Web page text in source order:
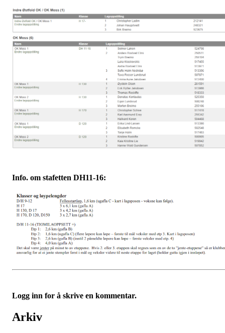
Info. om stafetten DH11-16:
Logg inn for å skrive en kommentar.
Arkiv